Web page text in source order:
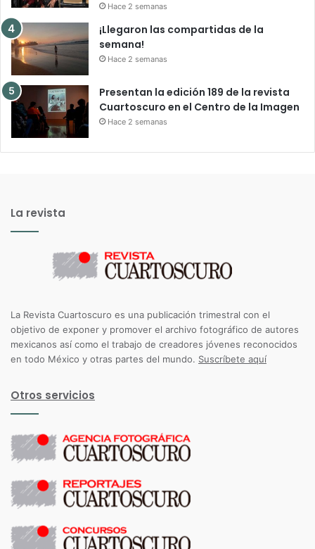
Hace 2 semanas
¡Llegaron las compartidas de la
semana!
Hace 2 semanas
Presentan la edición 189 de la revista
Cuartoscuro en el Centro de la Imagen
Hace 2 semanas
La revista
La Revista Cuartoscuro es una publicación trimestral con el
objetivo de exponer y promover el archivo fotográfico de autores
mexicanos así como el trabajo de creadores jóvenes reconocidos
en todo México y otras partes del mundo. Suscríbete aquí
Otros servicios